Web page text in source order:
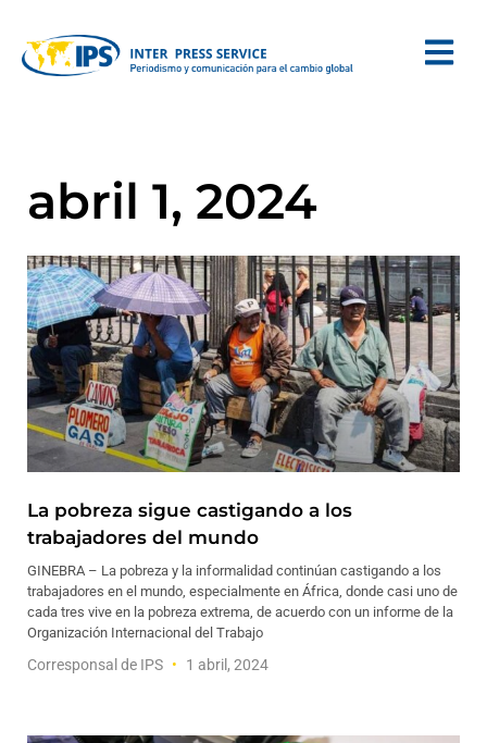
abril 1, 2024
La pobreza sigue castigando a los
trabajadores del mundo
GINEBRA – La pobreza y la informalidad continúan castigando a los
trabajadores en el mundo, especialmente en África, donde casi uno de
cada tres vive en la pobreza extrema, de acuerdo con un informe de la
Organización Internacional del Trabajo
Corresponsal de IPS 1 abril, 2024